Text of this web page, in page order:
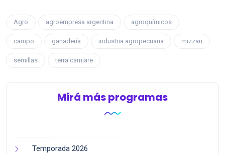
Agro agroempresa argentina agroquímicos
campo ganadería industria agropecuaria mizzau
semillas terra camiare
Mirá más programas
Temporada 2026